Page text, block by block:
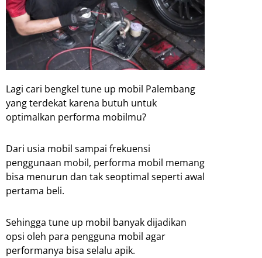
Lagi cari bengkel tune up mobil Palembang
yang terdekat karena butuh untuk
optimalkan performa mobilmu?
Dari usia mobil sampai frekuensi
penggunaan mobil, performa mobil memang
bisa menurun dan tak seoptimal seperti awal
pertama beli.
Sehingga tune up mobil banyak dijadikan
opsi oleh para pengguna mobil agar
performanya bisa selalu apik.